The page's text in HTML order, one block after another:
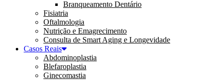
Branqueamento Dentário
Fisiatria
Oftalmologia
Nutrição e Emagrecimento
Consulta de Smart Aging e Longevidade
Casos Reais
Abdominoplastia
Blefaroplastia
Ginecomastia